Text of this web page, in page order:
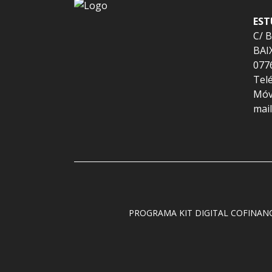
C/
PROGRAMA KIT DIGITAL